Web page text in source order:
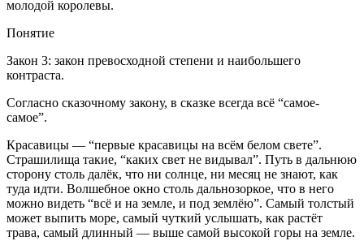
молодой королевы.
Понятие
Закон 3: закон превосходной степени и наибольшего
контраста.
Согласно сказочному закону, в сказке всегда всё “самое-
самое”.
Красавицы — “первые красавицы на всём белом свете”.
Страшилища такие, “каких свет не видывал”. Путь в дальнюю
сторону столь далёк, что ни солнце, ни месяц не знают, как
туда идти. Волшебное окно столь дальнозоркое, что в него
можно видеть “всё и на земле, и под землёю”. Самый толстый
может выпить море, самый чуткий услышать, как растёт
трава, самый длинный — выше самой высокой горы на земле.